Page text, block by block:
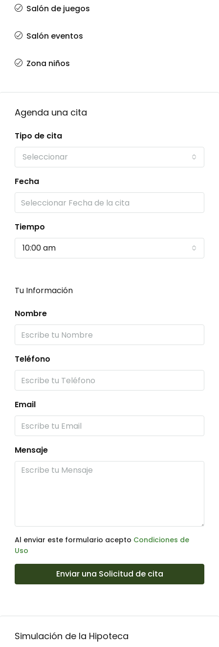
Salón de juegos
Salón eventos
Zona niños
Agenda una cita
Tipo de cita
Seleccionar
Fecha
Tiempo
10:00 am
Tu Información
Nombre
Teléfono
Email
Mensaje
Al enviar este formulario acepto Condiciones de
Uso
Enviar una Solicitud de cita
Simulación de la Hipoteca